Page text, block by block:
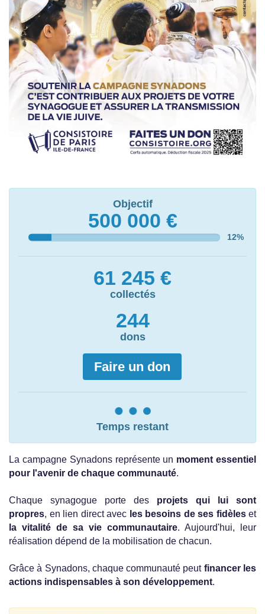
Objectif
500 000 €
12%
61 245 €
collectés
244
dons
Temps restant
La campagne Synadons représente un moment essentiel
pour l'avenir de chaque communauté.
Chaque synagogue porte des projets qui lui sont
propres, en lien direct avec les besoins de ses fidèleset
la vitalité de sa vie communautaire. Aujourd'hui, leur
réalisation dépend de la mobilisation de chacun.
Grâce à Synadons, chaque communauté peut financer les
actions indispensables à son développement.